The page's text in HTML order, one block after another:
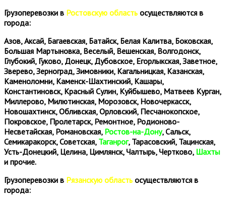
Грузоперевозки в Ростовскую область осуществляются в
города:
Азов, Аксай, Багаевская, Батайск, Белая Калитва, Боковская,
Большая Мартыновка, Веселый, Вешенская, Волгодонск,
Глубокий, Гуково, Донецк, Дубовское, Егорлыкская, Заветное,
Зверево, Зерноград, Зимовники, Кагальницкая, Казанская,
Каменоломни, Каменск-Шахтинский, Кашары,
Константиновск, Красный Сулин, Куйбышево, Матвеев Курган,
Миллерово, Милютинская, Морозовск, Новочеркасск,
Новошахтинск, Обливская, Орловский, Песчанокопское,
Покровское, Пролетарск, Ремонтное, Родионово-
Несветайская, Романовская, Ростов-на-Дону, Сальск,
Семикаракорск, Советская, Таганрог, Тарасовский, Тацинская,
Усть-Донецкий, Целина, Цимлянск, Чалтырь, Чертково, Шахты
и прочие.
Грузоперевозки в Рязанскую область осуществляются в
города: